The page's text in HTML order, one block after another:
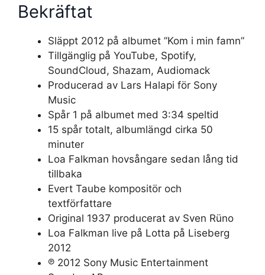
Bekräftat
Släppt 2012 på albumet ”Kom i min famn”
Tillgänglig på YouTube, Spotify,
SoundCloud, Shazam, Audiomack
Producerad av Lars Halapi för Sony
Music
Spår 1 på albumet med 3:34 speltid
15 spår totalt, albumlängd cirka 50
minuter
Loa Falkman hovsångare sedan lång tid
tillbaka
Evert Taube kompositör och
textförfattare
Original 1937 producerat av Sven Rüno
Loa Falkman live på Lotta på Liseberg
2012
℗ 2012 Sony Music Entertainment